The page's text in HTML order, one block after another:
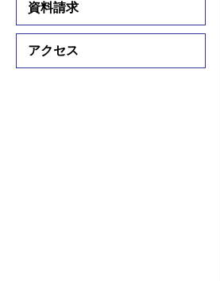
中学入試情報
高校入試情報
資料請求
アクセス